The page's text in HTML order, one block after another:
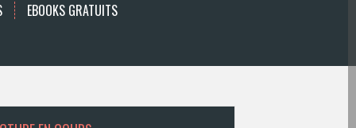
EBOOKS GRATUITS